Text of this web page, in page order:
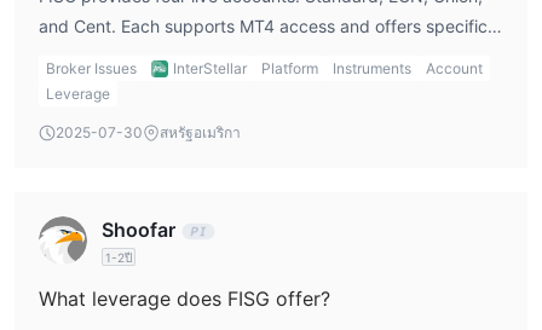
การฝากเงินและการถอนเงิน
FISG มีวิธีการที่สะดวกและมีประสิทธิภาพสำหรับการฝากเงินและถอน
UnionPay
สำหรับผู้ใช้ UnionPay การฝากเงินจะเข้าบัญชีทันทีโดยไม่มีค่า
ไม่มีค่าธรรมเนียมธุรกรรมใด ๆ
สกุลเงินดิจิตอล
การในระยะเวลาประมาณ 30 นาที โดยมีค่าธรรมเนียมการจัดการ
and Cent. Each supports MT4 access and offers specific
spreads and conditions suitable for different experience
levels.
Broker Issues InterStellar Platform Instruments
Account
Leverage
2025-07-30 สหรัฐอเมริกา
Shoofar
1-2ปี
What leverage does FISG offer?